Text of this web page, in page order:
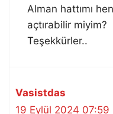
Alman hattımı
açtırabilir miyim?
Teşekkürler..
Vasistdas
19 Eylül 2024 07:59